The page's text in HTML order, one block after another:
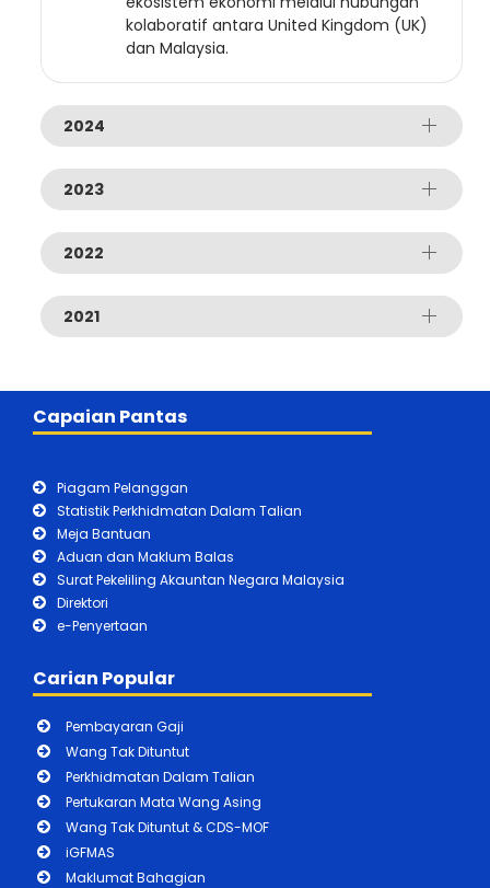
kolaboratif antara United Kingdom (UK)
dan Malaysia.
2024
2023
2022
2021
Capaian Pantas
Piagam Pelanggan
Statistik Perkhidmatan Dalam Talian
Meja Bantuan
Aduan dan Maklum Balas
Surat Pekeliling Akauntan Negara Malaysia
Direktori
e-Penyertaan
Carian Popular
Pembayaran Gaji
Wang Tak Dituntut
Perkhidmatan Dalam Talian
Pertukaran Mata Wang Asing
Wang Tak Dituntut & CDS-MOF
iGFMAS
Maklumat Bahagian